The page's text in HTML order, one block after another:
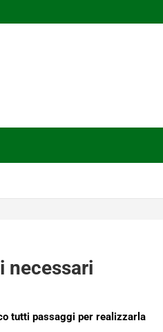
necessari
tutti passaggi per realizzarla